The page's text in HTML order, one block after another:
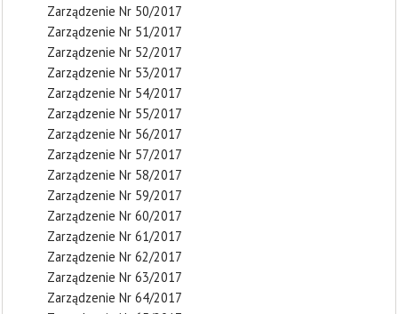
Zarządzenie Nr 50/2017
Zarządzenie Nr 51/2017
Zarządzenie Nr 52/2017
Zarządzenie Nr 53/2017
Zarządzenie Nr 54/2017
Zarządzenie Nr 55/2017
Zarządzenie Nr 56/2017
Zarządzenie Nr 57/2017
Zarządzenie Nr 58/2017
Zarządzenie Nr 59/2017
Zarządzenie Nr 60/2017
Zarządzenie Nr 61/2017
Zarządzenie Nr 62/2017
Zarządzenie Nr 63/2017
Zarządzenie Nr 64/2017